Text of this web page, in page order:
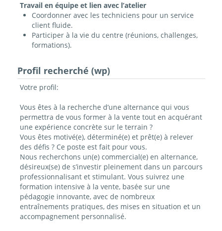
Travail en équipe et lien avec l’atelier
Coordonner avec les techniciens pour un service
client fluide.
Participer à la vie du centre (réunions, challenges,
formations).
Profil recherché (wp)
Votre profil:
Vous êtes à la recherche d’une alternance qui vous
permettra de vous former à la vente tout en acquérant
une expérience concrète sur le terrain ?
Vous êtes motivé(e), déterminé(e) et prêt(e) à relever
des défis ? Ce poste est fait pour vous.
Nous recherchons un(e) commercial(e) en alternance,
désireux(se) de s’investir pleinement dans un parcours
professionnalisant et stimulant. Vous suivrez une
formation intensive à la vente, basée sur une
pédagogie innovante, avec de nombreux
entraînements pratiques, des mises en situation et un
accompagnement personnalisé.